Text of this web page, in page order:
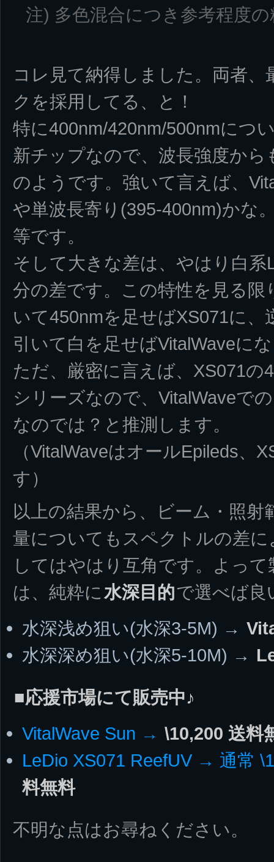
注) 多色混合につき参考程度
コレ見て納得しました。両者
クを採用してる、と！
特に400nm/420nm/500nmにつ
新チップなので、波長強度か
のようです。強いて言えば、
や単波長寄り(395-400nm)かな
等です。
そして大きな差は、やはり白
分の差です。この特性を見る限
いて450nmを足せばXS071に、
引いて白を足せばVitalWaveに
ただ、厳密に言えば、XS071の
シリーズなので、VitalWaveで
なのでは？と推測します。
（VitalWaveはオールEpileds、
す）
以上の結果から、ビーム・照
量についてもスペクトルの差
してはやはり互角です。よっ
は、純粋に水深目的で選べば良
水深浅め狙い(水深3-5M) →
水深深め狙い(水深5-10M) →
■応援市場にて販売中♪
VitalWave Sun → \10,200 送料
LeDio XS071 ReefUV → 通常
料無料
不明な点はお尋ねください。